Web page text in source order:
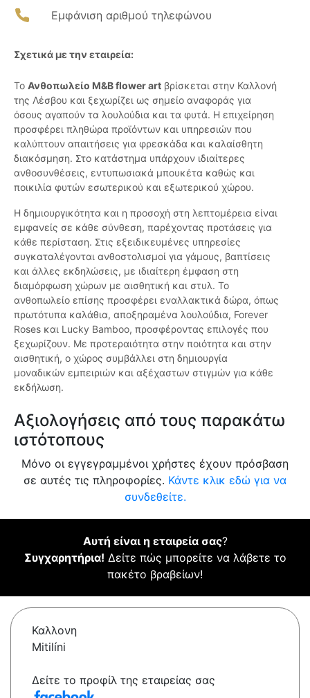
Εμφάνιση αριθμού τηλεφώνου
Σχετικά με την εταιρεία:
Το Ανθοπωλείο M&B flower art βρίσκεται στην Καλλονή
της Λέσβου και ξεχωρίζει ως σημείο αναφοράς για
όσους αγαπούν τα λουλούδια και τα φυτά. Η επιχείρηση
προσφέρει πληθώρα προϊόντων και υπηρεσιών που
καλύπτουν απαιτήσεις για φρεσκάδα και καλαίσθητη
διακόσμηση. Στο κατάστημα υπάρχουν ιδιαίτερες
ανθοσυνθέσεις, εντυπωσιακά μπουκέτα καθώς και
ποικιλία φυτών εσωτερικού και εξωτερικού χώρου.
Η δημιουργικότητα και η προσοχή στη λεπτομέρεια είναι
εμφανείς σε κάθε σύνθεση, παρέχοντας προτάσεις για
κάθε περίσταση. Στις εξειδικευμένες υπηρεσίες
συγκαταλέγονται ανθοστολισμοί για γάμους, βαπτίσεις
και άλλες εκδηλώσεις, με ιδιαίτερη έμφαση στη
διαμόρφωση χώρων με αισθητική και στυλ. Το
ανθοπωλείο επίσης προσφέρει εναλλακτικά δώρα, όπως
πρωτότυπα καλάθια, αποξηραμένα λουλούδια, Forever
Roses και Lucky Bamboo, προσφέροντας επιλογές που
ξεχωρίζουν. Με προτεραιότητα στην ποιότητα και στην
αισθητική, ο χώρος συμβάλλει στη δημιουργία
μοναδικών εμπειριών και αξέχαστων στιγμών για κάθε
εκδήλωση.
Αξιολογήσεις από τους παρακάτω
ιστότοπους
Μόνο οι εγγεγραμμένοι χρήστες έχουν πρόσβαση
σε αυτές τις πληροφορίες. Κάντε κλικ εδώ για να
συνδεθείτε.
Αυτή είναι η εταιρεία σας?
Συγχαρητήρια! Δείτε πώς μπορείτε να λάβετε το
πακέτο βραβείων!
Καλλονη
Mitilíni
Δείτε το προφίλ της εταιρείας σας